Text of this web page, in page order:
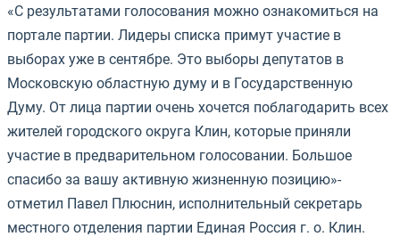
«С результатами голосования можно ознакомиться на
портале партии. Лидеры списка примут участие в
выборах уже в сентябре. Это выборы депутатов в
Московскую областную думу и в Государственную
Думу. От лица партии очень хочется поблагодарить всех
жителей городского округа Клин, которые приняли
участие в предварительном голосовании. Большое
спасибо за вашу активную жизненную позицию»-
отметил Павел Плюснин, исполнительный секретарь
местного отделения партии Единая Россия г. о. Клин.